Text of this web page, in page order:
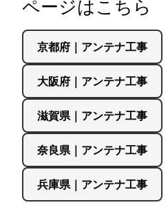
ページはこちら
京都府｜アンテナ工事
大阪府｜アンテナ工事
滋賀県｜アンテナ工事
奈良県｜アンテナ工事
兵庫県｜アンテナ工事